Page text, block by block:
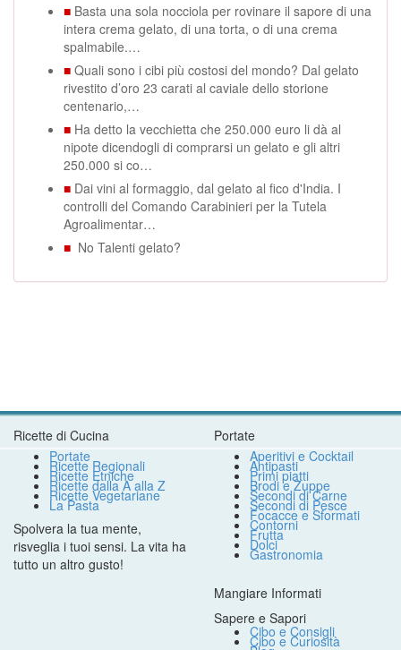
■ Basta una sola nocciola per rovinare il sapore di una
intera crema gelato, di una torta, o di una crema
spalmabile.…
■ Quali sono i cibi più costosi del mondo? Dal gelato
rivestito d’oro 23 carati al caviale dello storione
centenario,…
■ Ha detto la vecchietta che 250.000 euro li dà al
nipote dicendogli di comprarsi un gelato e gli altri
250.000 si co…
■ Dai vini al formaggio, dal gelato al fico d'India. I
controlli del Comando Carabinieri per la Tutela
Agroalimentar…
■ No Talenti gelato?
Ricette di Cucina
Portate
Ricette Regionali
Ricette Etniche
Ricette dalla A alla Z
Ricette Vegetariane
La Pasta
Spolvera la tua mente,
risveglia i tuoi sensi. La vita ha
tutto un altro gusto!
Portate
Aperitivi e Cocktail
Antipasti
Primi piatti
Brodi e Zuppe
Secondi di Carne
Secondi di Pesce
Focacce e Sformati
Contorni
Frutta
Dolci
Gastronomia
Mangiare Informati
Sapere e Sapori
Cibo e Consigli
Cibo e Curiosità